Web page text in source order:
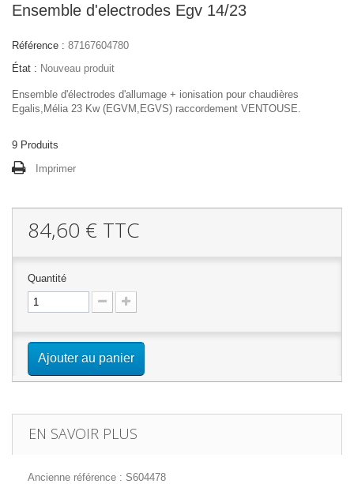
Ensemble d'electrodes Egv 14/23
Référence : 87167604780
État : Nouveau produit
Ensemble d'électrodes d'allumage + ionisation pour chaudières
Egalis,Mélia 23 Kw (EGVM,EGVS) raccordement VENTOUSE.
9 Produits
Imprimer
84,60 € TTC
Quantité
Ajouter au panier
EN SAVOIR PLUS
Ancienne référence : S604478